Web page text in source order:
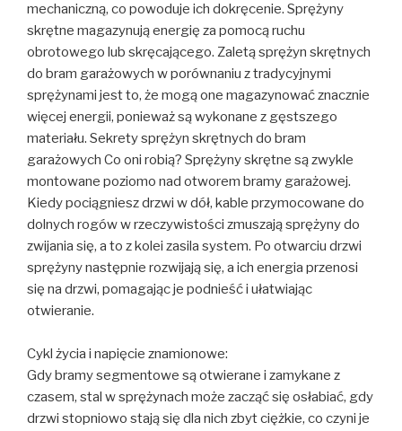
mechaniczną, co powoduje ich dokręcenie. Sprężyny
skrętne magazynują energię za pomocą ruchu
obrotowego lub skręcającego. Zaletą sprężyn skrętnych
do bram garażowych w porównaniu z tradycyjnymi
sprężynami jest to, że mogą one magazynować znacznie
więcej energii, ponieważ są wykonane z gęstszego
materiału. Sekrety sprężyn skrętnych do bram
garażowych Co oni robią? Sprężyny skrętne są zwykle
montowane poziomo nad otworem bramy garażowej.
Kiedy pociągniesz drzwi w dół, kable przymocowane do
dolnych rogów w rzeczywistości zmuszają sprężyny do
zwijania się, a to z kolei zasila system. Po otwarciu drzwi
sprężyny następnie rozwijają się, a ich energia przenosi
się na drzwi, pomagając je podnieść i ułatwiając
otwieranie.
Cykl życia i napięcie znamionowe:
Gdy bramy segmentowe są otwierane i zamykane z
czasem, stal w sprężynach może zacząć się osłabiać, gdy
drzwi stopniowo stają się dla nich zbyt ciężkie, co czyni je